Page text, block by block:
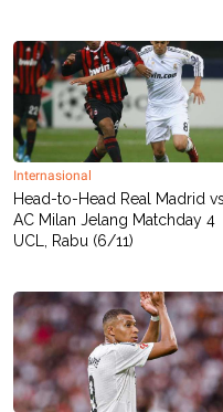
E
P
A
P
E
R
A
D
V
E
R
T
I
S
I
N
G
M
E
D
I
.
Internasional
Head-to-Head Real Madrid vs
AC Milan Jelang Matchday 4
UCL, Rabu (6/11)